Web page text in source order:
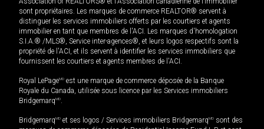
sont propriétaires. Les marques de commerce REALTOR® servent à
distinguer les services immobiliers offerts par les courtiers et agents
immobilier en tant que membres de l'ACI. Les marques d'homologation
S.I.A.® /MLS®, Service inter-agences®, et leurs logos respectifs sont la
propriété de l'ACI, et ils servent à identifier les services immobiliers que
fournissent les courtiers et agents membres de l'ACI.
Royal LePageMD est une marque de commerce déposée de la Banque
Royale du Canada, utilisée sous licence par les Services immobiliers
BridgemarqMD.
BridgemarqMD et ses logos / Services immobiliers BridgemarqMD sont des